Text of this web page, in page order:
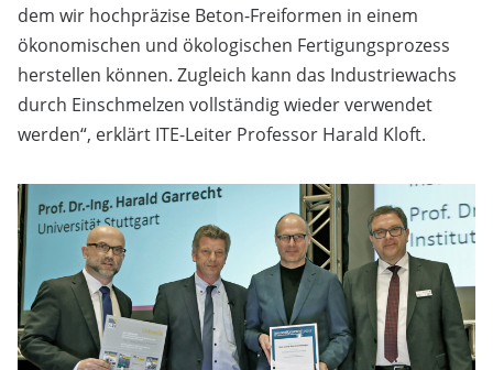
dem wir hochpräzise Beton-Freiformen in einem
ökonomischen und ökologischen Fertigungsprozess
herstellen können. Zugleich kann das Industriewachs
durch Einschmelzen vollständig wieder verwendet
werden“, erklärt ITE-Leiter Professor Harald Kloft.